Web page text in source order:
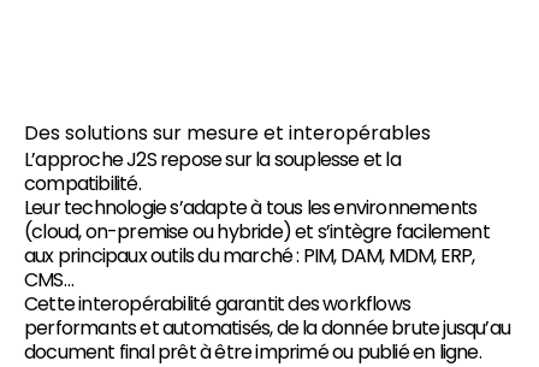
Des solutions sur mesure et interopérables
L’approche J2S repose sur la souplesse et la
compatibilité.
Leur technologie s’adapte à tous les environnements
(cloud, on-premise ou hybride) et s’intègre facilement
aux principaux outils du marché : PIM, DAM, MDM, ERP,
CMS…
Cette interopérabilité garantit des workflows
performants et automatisés, de la donnée brute jusqu’au
document final prêt à être imprimé ou publié en ligne.